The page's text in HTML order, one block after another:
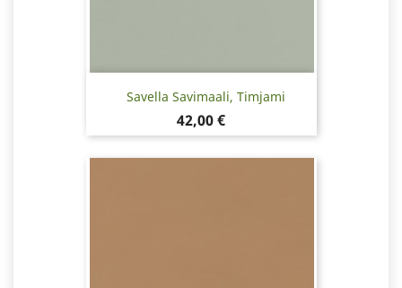
Savella Savimaali, Timjami
Hinta
42,00 €